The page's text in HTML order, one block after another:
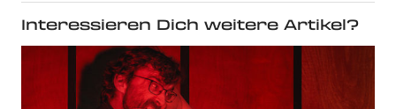
Interessieren Dich weitere Artikel?